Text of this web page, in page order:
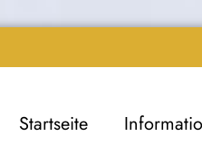
Startseite